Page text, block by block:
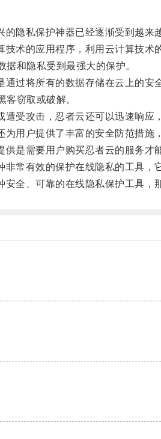
隐私保护神器已经逐渐受到越来越
的应用程序，利用云计算技术
据和隐私受到最强大的保护。
将所有的数据存储在云上的安
客窃取或破解。
受攻击，忍者云还可以迅速响应
户提供了丰富的安全防范措施
是需要用户购买忍者云的服务才能
有效的保护在线隐私的工具，
全、可靠的在线隐私保护工具，